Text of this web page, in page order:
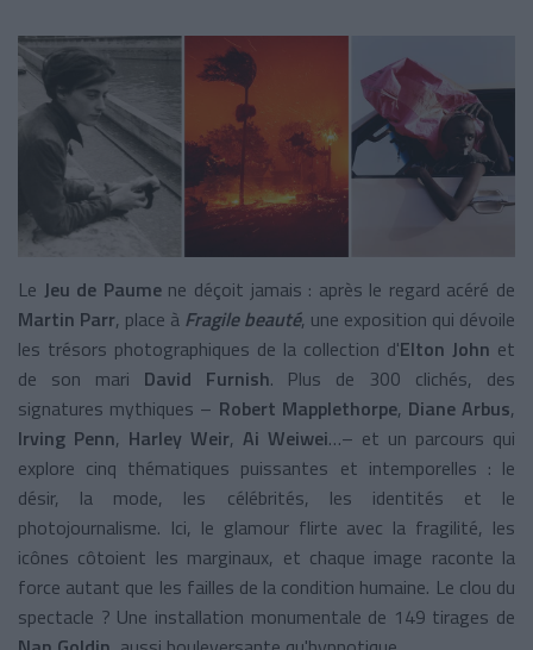
Le Jeu de Paumene déçoit jamais : après le regard acéré de
Martin Parr, place à Fragile beauté, une exposition qui dévoile
les trésors photographiques de la collection d'Elton John et
de son mari David Furnish. Plus de 300 clichés, des
signatures mythiques – Robert Mapplethorpe, Diane Arbus,
Irving Penn, Harley Weir, Ai Weiwei…– et un parcours qui
explore cinq thématiques puissantes et intemporelles : le
désir, la mode, les célébrités, les identités et le
photojournalisme. Ici, le glamour flirte avec la fragilité, les
icônes côtoient les marginaux, et chaque image raconte la
force autant que les failles de la condition humaine. Le clou du
spectacle ? Une installation monumentale de 149 tirages de